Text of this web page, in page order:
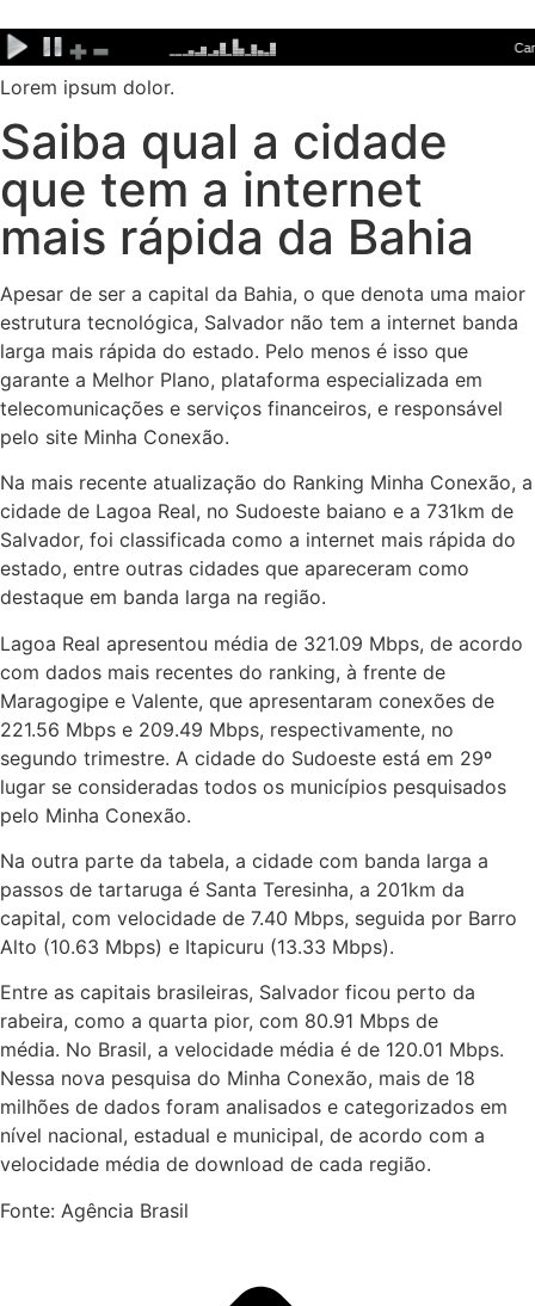
para
o
conteúdo
Lorem ipsum dolor.
Saiba qual a cidade
que tem a internet
mais rápida da Bahia
Apesar de ser a capital da Bahia, o que denota uma maior
estrutura tecnológica, Salvador não tem a internet banda
larga mais rápida do estado. Pelo menos é isso que
garante a Melhor Plano, plataforma especializada em
telecomunicações e serviços financeiros, e responsável
pelo site Minha Conexão.
Na mais recente atualização do Ranking Minha Conexão, a
cidade de Lagoa Real, no Sudoeste baiano e a 731km de
Salvador, foi classificada como a internet mais rápida do
estado, entre outras cidades que apareceram como
destaque em banda larga na região.
Lagoa Real apresentou média de 321.09 Mbps, de acordo
com dados mais recentes do ranking, à frente de
Maragogipe e Valente, que apresentaram conexões de
221.56 Mbps e 209.49 Mbps, respectivamente, no
segundo trimestre. A cidade do Sudoeste está em 29º
lugar se consideradas todos os municípios pesquisados
pelo Minha Conexão.
Na outra parte da tabela, a cidade com banda larga a
passos de tartaruga é Santa Teresinha, a 201km da
capital, com velocidade de 7.40 Mbps, seguida por Barro
Alto (10.63 Mbps) e Itapicuru (13.33 Mbps).
Entre as capitais brasileiras, Salvador ficou perto da
rabeira, como a quarta pior, com 80.91 Mbps de
média. No Brasil, a velocidade média é de 120.01 Mbps.
Nessa nova pesquisa do Minha Conexão, mais de 18
milhões de dados foram analisados e categorizados em
nível nacional, estadual e municipal, de acordo com a
velocidade média de download de cada região.
Fonte: Agência Brasil